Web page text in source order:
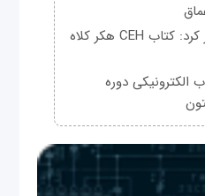
ماهنامه شبکه منتشر کرد: کتاب CEH هکر کلاه
الکترونیکی دوره